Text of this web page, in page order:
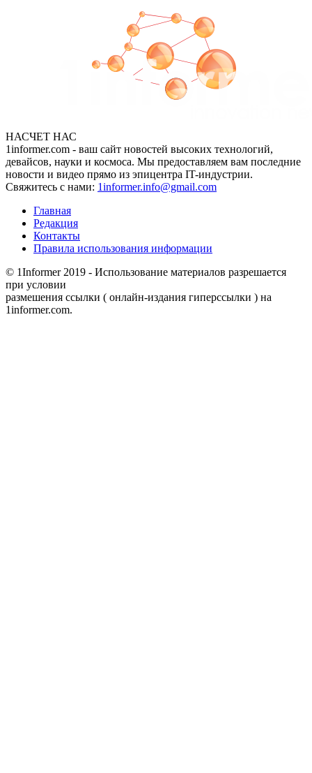
НАСЧЕТ НАС
1informer.com - ваш сайт новостей высоких технологий,
девайсов, науки и космоса. Мы предоставляем вам последние
новости и видео прямо из эпицентра IT-индустрии.
Свяжитесь с нами: 1informer.info@gmail.com
Главная
Редакция
Контакты
Правила использования информации
© 1Informer 2019 - Использование материалов разрешается
при условии
размешения ссылки ( онлайн-издания гиперссылки ) на
1informer.com.